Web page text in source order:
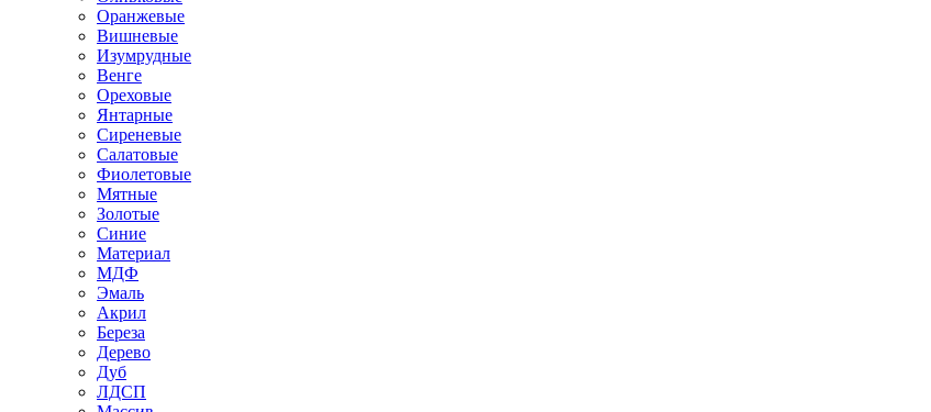
Оранжевые
Вишневые
Изумрудные
Венге
Ореховые
Янтарные
Сиреневые
Салатовые
Фиолетовые
Мятные
Золотые
Синие
Материал
МДФ
Эмаль
Акрил
Береза
Дерево
Дуб
ЛДСП